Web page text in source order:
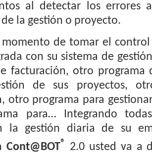
al detectar los errores
la gestión o proyecto.
momento de tomar el
con su sistema de
facturación, otro
de sus proyectos,
otro programa para
para… Integrando
la gestión diaria de su
Cont@BOT®
2.0 usted va a